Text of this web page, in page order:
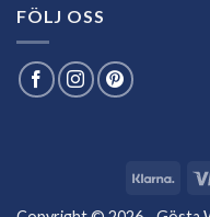
FÖLJ OSS